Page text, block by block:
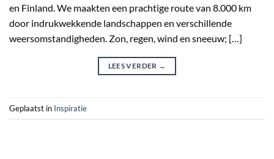
en Finland. We maakten een prachtige route van 8.000 km
door indrukwekkende landschappen en verschillende
weersomstandigheden. Zon, regen, wind en sneeuw; […]
LEES VERDER →
Geplaatst in Inspiratie